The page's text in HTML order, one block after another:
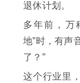
退休计划。
多年前，万
地”时，有声
了？”
这个行业里